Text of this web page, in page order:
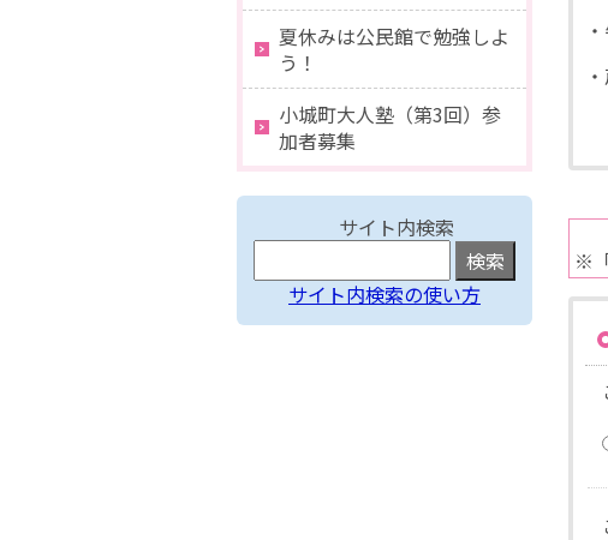
※
夏休みは公民館で勉強しよ
う！
小城町大人塾（第3回）参
加者募集
サイト内検索
サイト内検索の使い方